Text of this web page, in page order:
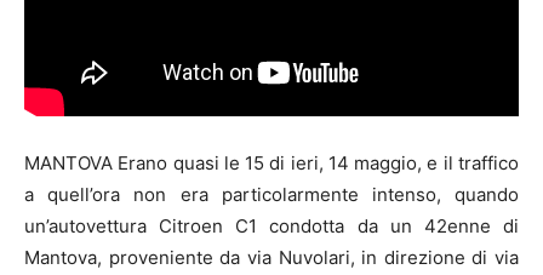
MANTOVA Erano quasi le 15 di ieri, 14 maggio, e il traffico
a quell’ora non era particolarmente intenso, quando
un’autovettura Citroen C1 condotta da un 42enne di
Mantova, proveniente da via Nuvolari, in direzione di via